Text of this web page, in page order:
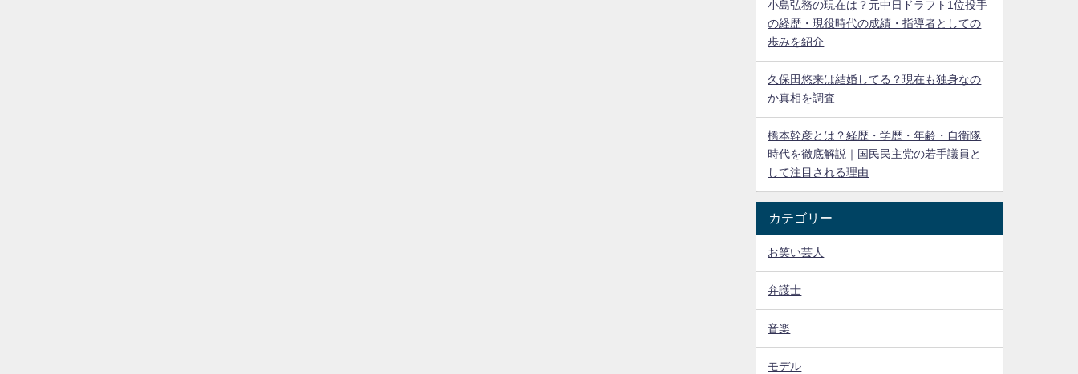
小島弘務の現在は？元中日ドラフト1位投手
の経歴・現役時代の成績・指導者としての
歩みを紹介
久保田悠来は結婚してる？現在も独身なの
か真相を調査
橋本幹彦とは？経歴・学歴・年齢・自衛隊
時代を徹底解説｜国民民主党の若手議員と
して注目される理由
カテゴリー
お笑い芸人
弁護士
音楽
モデル